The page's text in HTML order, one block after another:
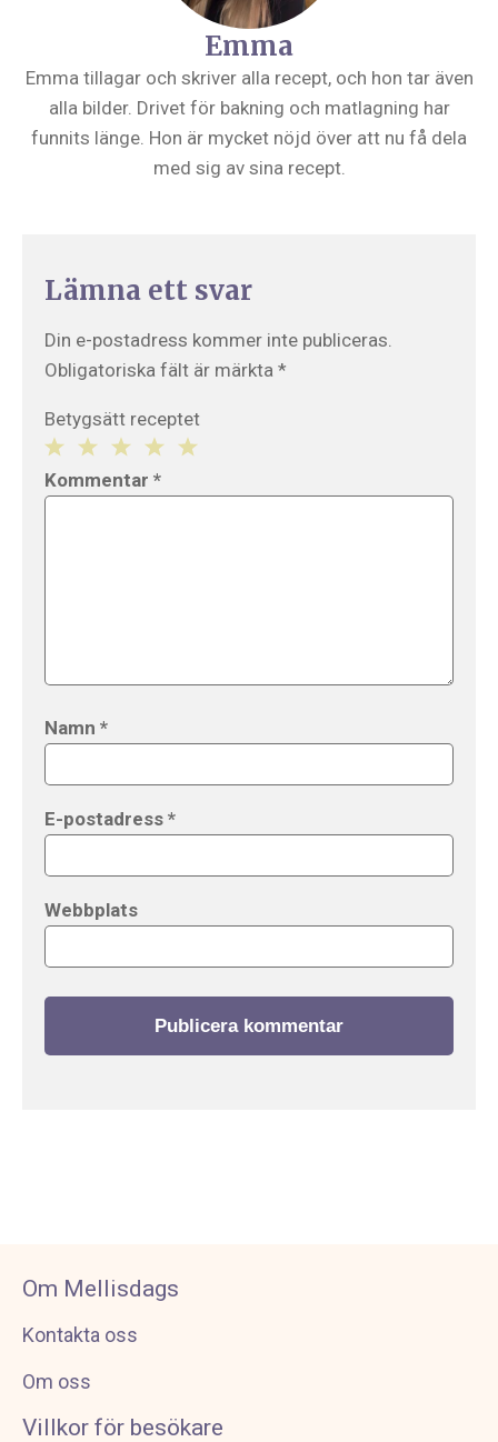
Emma
Emma tillagar och skriver alla recept, och hon tar även
alla bilder. Drivet för bakning och matlagning har
funnits länge. Hon är mycket nöjd över att nu få dela
med sig av sina recept.
Lämna ett svar
Din e-postadress kommer inte publiceras.
Obligatoriska fält är märkta *
Betygsätt receptet
4
3
2
1
Kommentar *
Namn *
E-postadress *
Webbplats
Om Mellisdags
Kontakta oss
Om oss
Villkor för besökare